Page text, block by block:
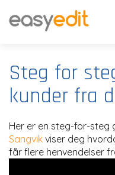
Steg for
kunder fra
Her er en steg-for-steg
Sangvik viser deg
får flere henvendelser